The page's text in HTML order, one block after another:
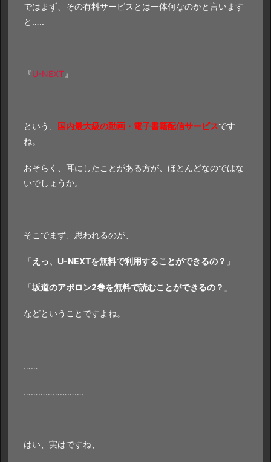
ではまず、その有料サービスとは一体何なのかと言います
と…..
『U-NEXT』
という、 国内最大級の動画・電子書籍配信サービスです
ね。
おそらく、耳にしたことがある方が、ほとんどなのではな
いでしょうか。
そこでまず、思われるのが、
「えっ、U-NEXTを無料で利用することができるの？ 」
「坂道のアポロン2巻を無料で読むことができるの？ 」
などということですよね。
……
…………………….
はい、実はですね、